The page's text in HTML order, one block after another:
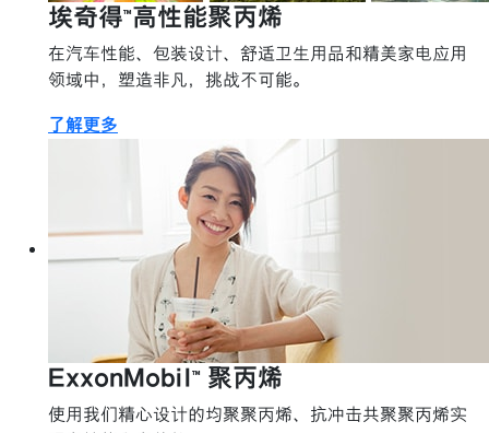
埃奇得™高性能聚丙烯
在汽车性能、包装设计、舒适卫生用品和精美家电应用
领域中，塑造非凡，挑战不可能。
了解更多
ExxonMobil™ 聚丙烯
使用我们精心设计的均聚聚丙烯、抗冲击共聚聚丙烯实